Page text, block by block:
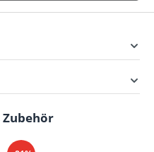
Light
Matratzen werden
in Österreich
Baby- & Kleinkindseite,
Für Allergiker geeignet,
Zubehör